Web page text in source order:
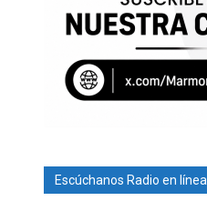
Escúchanos Radio en línea